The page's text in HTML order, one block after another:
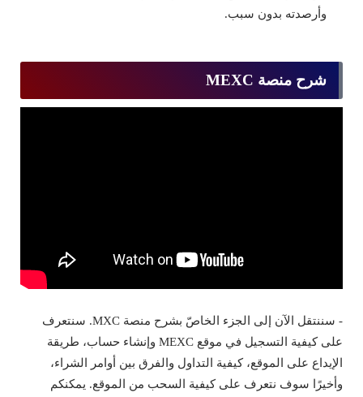
وأرصدته بدون سبب.
شرح منصة MEXC
- سننتقل الآن إلى الجزء الخاصّ بشرح منصة MXC. سنتعرف
على كيفية التسجيل في موقع MEXC وإنشاء حساب، طريقة
الإيداع على الموقع، كيفية التداول والفرق بين أوامر الشراء،
وأخيرًا سوف نتعرف على كيفية السحب من الموقع. يمكنكم